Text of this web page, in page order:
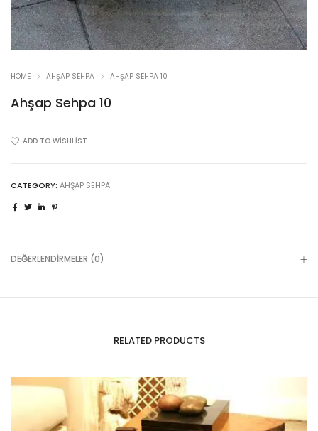
HOME AHŞAP SEHPA AHŞAP SEHPA 10
Ahşap Sehpa 10
ADD TO WISHLIST
CATEGORY: AHŞAP SEHPA
DEĞERLENDIRMELER (0)
RELATED PRODUCTS